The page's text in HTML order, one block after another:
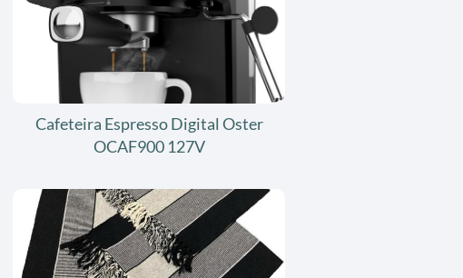
Cafeteira Espresso Digital Oster
OCAF900 127V